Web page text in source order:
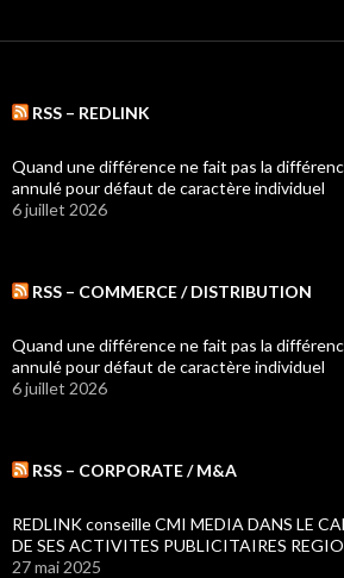
RSS – REDLINK
Quand une différence ne fait pas la
annulé pour défaut de caractère individuel
6 juillet 2026
RSS – COMMERCE / DISTRIBUTION
Quand une différence ne fait pas la
annulé pour défaut de caractère individuel
6 juillet 2026
RSS – CORPORATE / M&A
REDLINK conseille CMI MEDIA DANS LE
DE SES ACTIVITES PUBLICITAIRES
27 mai 2025